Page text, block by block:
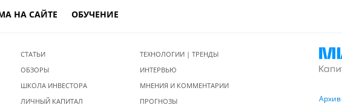
НА САЙТЕ ОБУЧЕНИЕ
СТАТЬИ
ОБЗОРЫ
ШКОЛА ИНВЕСТОРА
ЛИЧНЫЙ КАПИТАЛ
ТЕХНОЛОГИИ | ТРЕНДЫ
ИНТЕРВЬЮ
МНЕНИЯ И КОММЕНТАРИИ
ПРОГНОЗЫ
Архив